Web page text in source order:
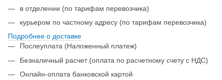
в отделении (по тарифам перевозчика)
курьером по частному адресу (по тарифам перевозчика)
Подробнее о доставке
Послеуплата (Наложенный платеж)
Безналичный расчет (оплата по расчетному счету с НДС)
Онлайн-оплата банковской картой